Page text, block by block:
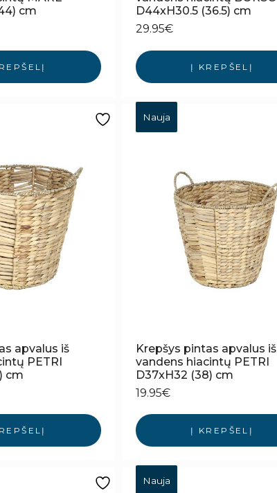
cm
D44xH30.5 (36.5) cm
29.95€
Į KREPŠELĮ
apvalus iš
PETRI
cm
Nauja
Krepšys pintas apvalus iš
vandens hiacintų PETRI
D37xH32 (38) cm
19.95€
Į KREPŠELĮ
Nauja